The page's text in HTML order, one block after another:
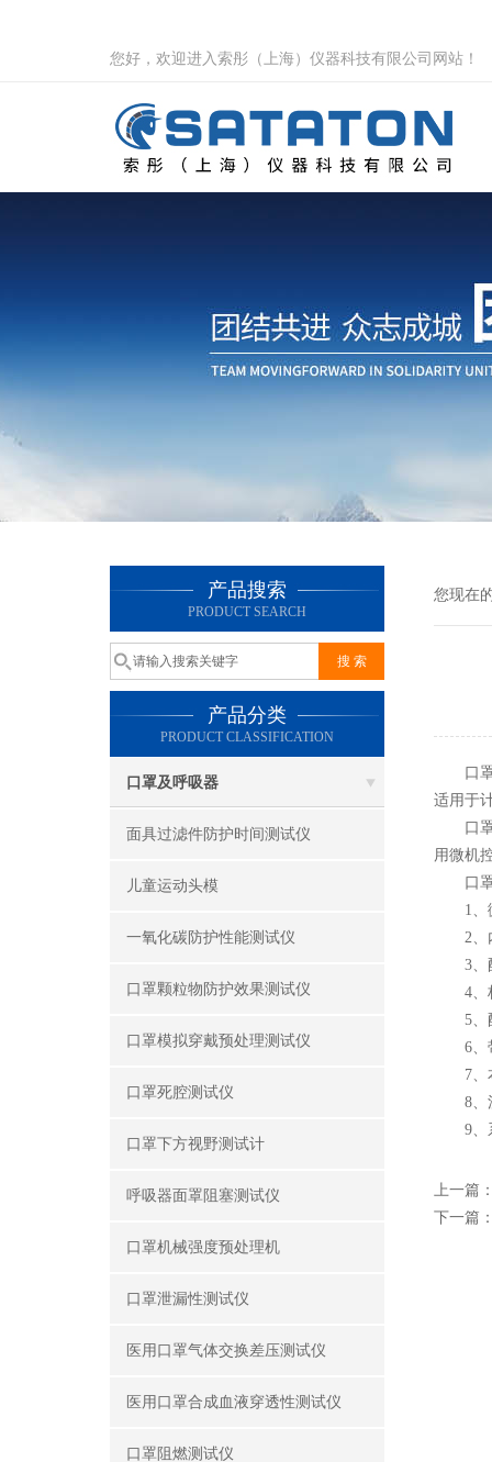
您好，欢迎进入索彤（上海）仪器科技有限公司网站！
产品搜索
PRODUCT SEARCH
产品分类
PRODUCT CLASSIFICATION
口罩及呼吸器
面具过滤件防护时间测试仪
儿童运动头模
一氧化碳防护性能测试仪
口罩颗粒物防护效果测试仪
口罩模拟穿戴预处理测试仪
口罩死腔测试仪
口罩下方视野测试计
呼吸器面罩阻塞测试仪
口罩机械强度预处理机
口罩泄漏性测试仪
医用口罩气体交换差压测试仪
医用口罩合成血液穿透性测试仪
口罩阻燃测试仪
您现在
口
适用于
口罩
用微机
口罩
1、微
2、内
3、配
4、标
5、配
6、带
7、本
8、流
9、系
上一篇
下一篇